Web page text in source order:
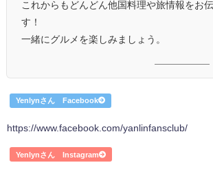
これからもどんどん他国料理や旅情報をお
す！
一緒にグルメを楽しみましょう。
Yenlynさん Facebook
https://www.facebook.com/yanlinfansclub/
Yenlynさん Instagram